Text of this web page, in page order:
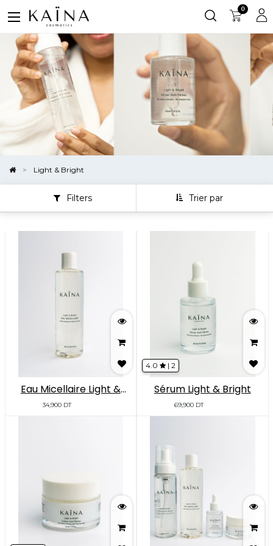
0
Light & Bright
Filters Trier par
Montrer
Les
Catégories
Eau Micellaire Light &
Bright
34,900 DT
4.0 | 2
Sérum Light & Bright
69,900DT